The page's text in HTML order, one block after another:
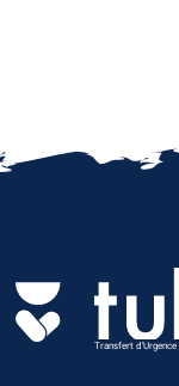
Transfert d'Urgence